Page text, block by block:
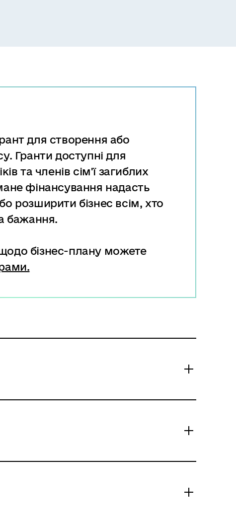
для створення або
Гранти доступні для
та членів сім'ї загиблих
фінансування надасть
розширити бізнес всім, хто
бажання.
бізнес-плану можете